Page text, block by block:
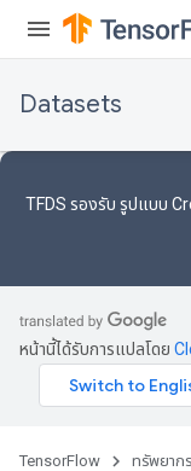
Datasets
TFDS รองรับ รูปแบบ
หน้านี้ได้รับการแปลโดย
TensorFlow ทรัพยากร